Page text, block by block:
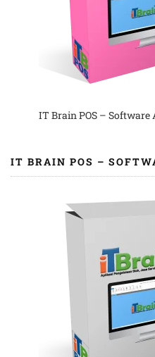
IT Brain POS – Software
IT BRAIN POS –